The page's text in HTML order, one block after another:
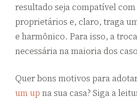
resultado seja compatível
proprietários e, claro, traga
e harmônico. Para isso, a
necessária na maioria dos
Quer bons motivos para
um up na sua casa? Siga a